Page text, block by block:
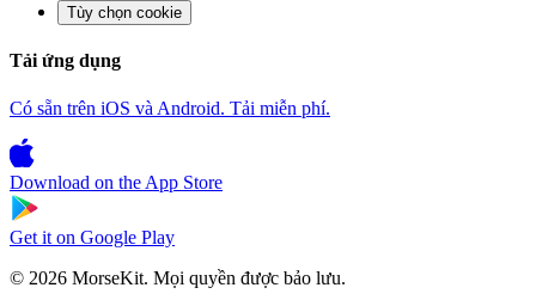
Tùy chọn cookie
Tải ứng dụng
Có sẵn trên iOS và Android. Tải miễn phí.
Download on the App Store
Get it on Google Play
© 2026 MorseKit. Mọi quyền được bảo lưu.